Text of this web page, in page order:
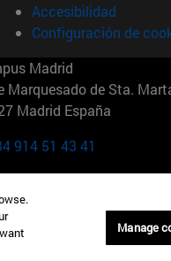
Accesibilidad
Configuración de
Madrid
Marquesado de Sta.
Madrid España
914 51 43 41
Theresia-Straße 15 81675
Alemania
Manage